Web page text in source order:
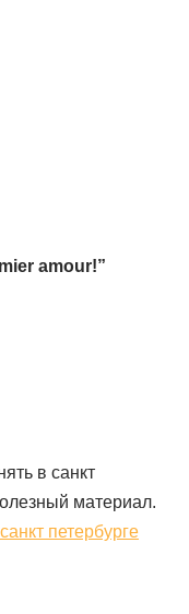
amour!”
в санкт
материал.
петербурге